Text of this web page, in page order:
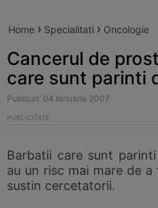
Home › Specialitati › Oncologie
Cancerul de
care sunt parinti
Publicat: 04 Ianuarie 2007
Barbatii care sunt
au un risc mai mare de
sustin cercetatorii.